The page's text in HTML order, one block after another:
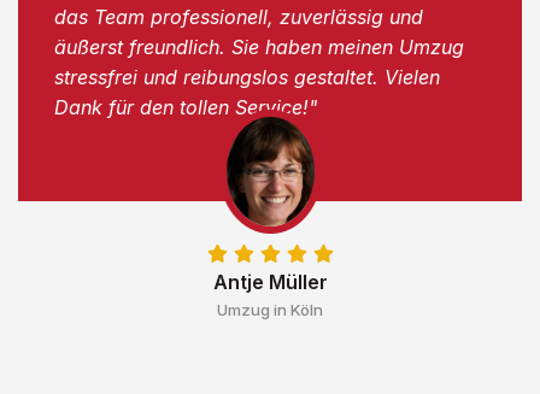
Antje Müller
Umzug in Köln
das Team professionell, zuverlässig und
äußerst freundlich. Sie haben meinen Umzug
stressfrei und reibungslos gestaltet. Vielen
Dank für den tollen Service!"